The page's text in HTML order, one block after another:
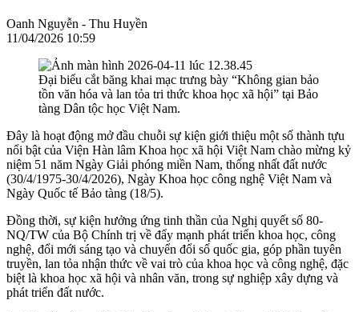
Oanh Nguyễn - Thu Huyền
11/04/2026 10:59
Đại biểu cắt băng khai mạc trưng bày “Không gian bảo
tồn văn hóa và lan tỏa tri thức khoa học xã hội” tại Bảo
tàng Dân tộc học Việt Nam.
Đây là hoạt động mở đầu chuỗi sự kiện giới thiệu một số thành tựu
nổi bật của Viện Hàn lâm Khoa học xã hội Việt Nam chào mừng kỷ
niệm 51 năm Ngày Giải phóng miền Nam, thống nhất đất nước
(30/4/1975-30/4/2026), Ngày Khoa học công nghệ Việt Nam và
Ngày Quốc tế Bảo tàng (18/5).
Đồng thời, sự kiện hưởng ứng tinh thần của Nghị quyết số 80-
NQ/TW của Bộ Chính trị về đẩy mạnh phát triển khoa học, công
nghệ, đổi mới sáng tạo và chuyển đổi số quốc gia, góp phần tuyên
truyền, lan tỏa nhận thức về vai trò của khoa học và công nghệ, đặc
biệt là khoa học xã hội và nhân văn, trong sự nghiệp xây dựng và
phát triển đất nước.